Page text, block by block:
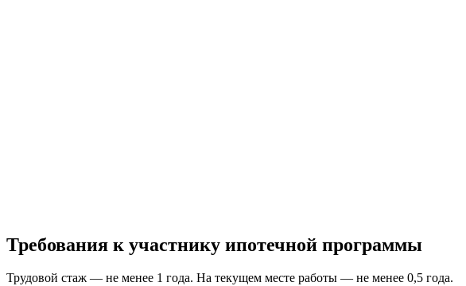
Требования к участнику ипотечной программы
Трудовой стаж — не менее 1 года. На текущем месте работы — не менее 0,5 года.